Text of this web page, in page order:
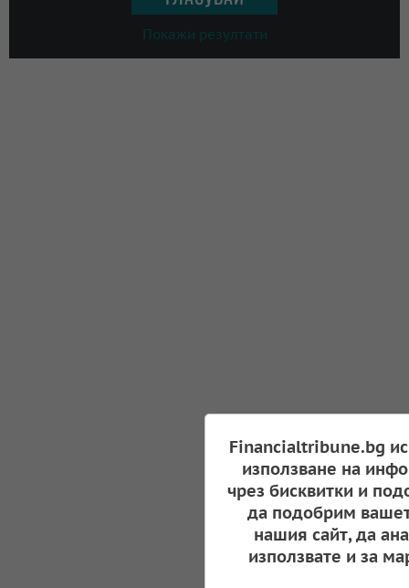
Покажи резултати
Financialtribune.bg
използване на
чрез бисквитки и
да подобрим
нашия сайт, да
използвате и за